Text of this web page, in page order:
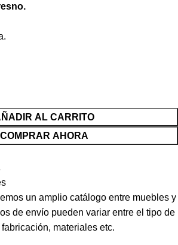
AL CARRITO
COMPRAR AHORA
un amplio catálogo entre muebles y
de envío pueden variar entre el tipo de
materiales etc.